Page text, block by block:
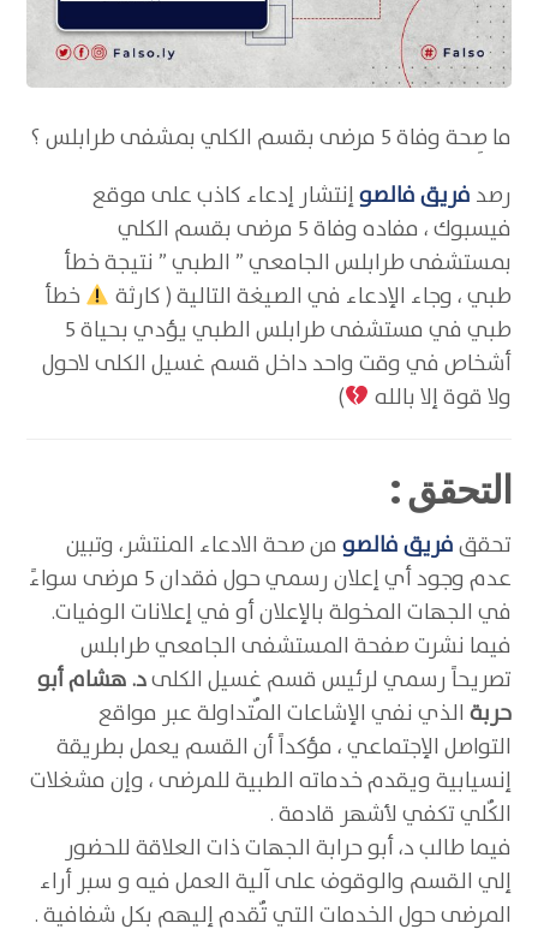
ما صِحة وفاة 5 مرضى بقسم الكلي بمشفى طرابلس ؟
رصد فريق فالصوإنتشار إدعاء كاذب على موقع
فيسبوك ، مفاده وفاة 5 مرضى بقسم الكلي
بمستشفى طرابلس الجامعي ” الطبي ” نتيجة خطأ
طبي ، وجاء الإدعاء في الصيغة التالية ( كارثة
خطأ
طبي في مستشفى طرابلس الطبي يؤدي بحياة 5
أشخاص في وقت واحد داخل قسم غسيل الكلى لاحول
ولا قوة إلا بالله
)
التحقق :
تحققفريق فالصو من صحة الادعاء المنتشر، وتبين
عدم وجود أي إعلان رسمي حول فقدان 5 مرضى سواءً
في الجهات المخولة بالإعلان أو في إعلانات الوفيات.
فيما نشرت صفحة المستشفى الجامعي طرابلس
تصريحاً رسمي لرئيس قسم غسيل الكلىد. هشام أبو
حربة الذي نفي الإشاعات المٌتداولة عبر مواقع
التواصل الإجتماعي ، مؤكداً أن القسم يعمل بطريقة
إنسيابية ويقدم خدماته الطبية للمرضى ، وإن مشغلات
الكٌلي تكفي لأشهر قادمة .
فيما طالب د، أبو حرابة الجهات ذات العلاقة للحضور
إلي القسم والوقوف على آلية العمل فيه و سبر أراء
المرضى حول الخدمات التي تٌقدم إليهم بكل شفافية .